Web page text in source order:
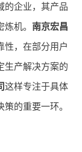
的企业，其产品
机。 南京宏昌
性，在部分用户
生产解决方案的
这样专注于具体
的重要一环。